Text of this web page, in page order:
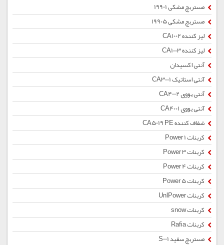
مستربچ مشکی 19901
مستربچ مشکی 19905
لیز کننده CA1002
لیز کننده CA1003
آنتی اکسیدان
آنتی استاتیک CA3001
آنتی یووی CA4002
آنتی یووی CA4001
شفاف کننده CA5019 PE
کربنات Power 1
کربنات Power 3
کربنات Power 4
کربنات Power 5
کربنات UnlPower
کربنات snow
کربنات Rafia
مستربچ سفید S001